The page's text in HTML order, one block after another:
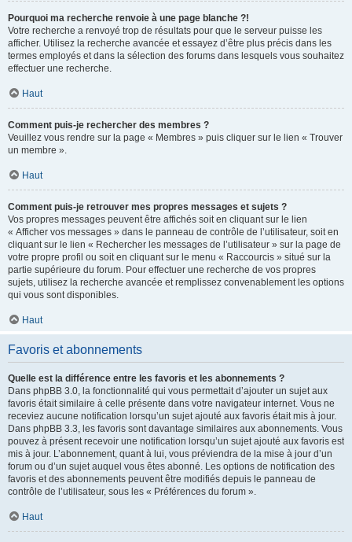
Pourquoi ma recherche renvoie à une page blanche ?!
Votre recherche a renvoyé trop de résultats pour que le serveur puisse les
afficher. Utilisez la recherche avancée et essayez d’être plus précis dans les
termes employés et dans la sélection des forums dans lesquels vous souhaitez
effectuer une recherche.
Haut
Comment puis-je rechercher des membres ?
Veuillez vous rendre sur la page « Membres » puis cliquer sur le lien « Trouver
un membre ».
Haut
Comment puis-je retrouver mes propres messages et sujets ?
Vos propres messages peuvent être affichés soit en cliquant sur le lien
« Afficher vos messages » dans le panneau de contrôle de l’utilisateur, soit en
cliquant sur le lien « Rechercher les messages de l’utilisateur » sur la page de
votre propre profil ou soit en cliquant sur le menu « Raccourcis » situé sur la
partie supérieure du forum. Pour effectuer une recherche de vos propres
sujets, utilisez la recherche avancée et remplissez convenablement les options
qui vous sont disponibles.
Haut
Favoris et abonnements
Quelle est la différence entre les favoris et les abonnements ?
Dans phpBB 3.0, la fonctionnalité qui vous permettait d’ajouter un sujet aux
favoris était similaire à celle présente dans votre navigateur internet. Vous ne
receviez aucune notification lorsqu’un sujet ajouté aux favoris était mis à jour.
Dans phpBB 3.3, les favoris sont davantage similaires aux abonnements. Vous
pouvez à présent recevoir une notification lorsqu’un sujet ajouté aux favoris est
mis à jour. L’abonnement, quant à lui, vous préviendra de la mise à jour d’un
forum ou d’un sujet auquel vous êtes abonné. Les options de notification des
favoris et des abonnements peuvent être modifiés depuis le panneau de
contrôle de l’utilisateur, sous les « Préférences du forum ».
Haut